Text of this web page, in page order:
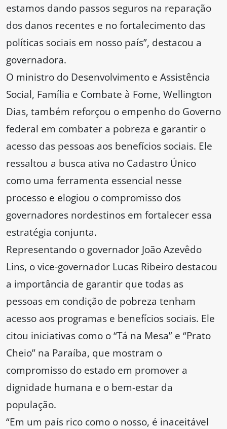
estamos dando passos seguros na reparação
dos danos recentes e no fortalecimento das
políticas sociais em nosso país”, destacou a
governadora.
O ministro do Desenvolvimento e Assistência
Social, Família e Combate à Fome, Wellington
Dias, também reforçou o empenho do Governo
federal em combater a pobreza e garantir o
acesso das pessoas aos benefícios sociais. Ele
ressaltou a busca ativa no Cadastro Único
como uma ferramenta essencial nesse
processo e elogiou o compromisso dos
governadores nordestinos em fortalecer essa
estratégia conjunta.
Representando o governador João Azevêdo
Lins, o vice-governador Lucas Ribeiro destacou
a importância de garantir que todas as
pessoas em condição de pobreza tenham
acesso aos programas e benefícios sociais. Ele
citou iniciativas como o “Tá na Mesa” e “Prato
Cheio” na Paraíba, que mostram o
compromisso do estado em promover a
dignidade humana e o bem-estar da
população.
“Em um país rico como o nosso, é inaceitável